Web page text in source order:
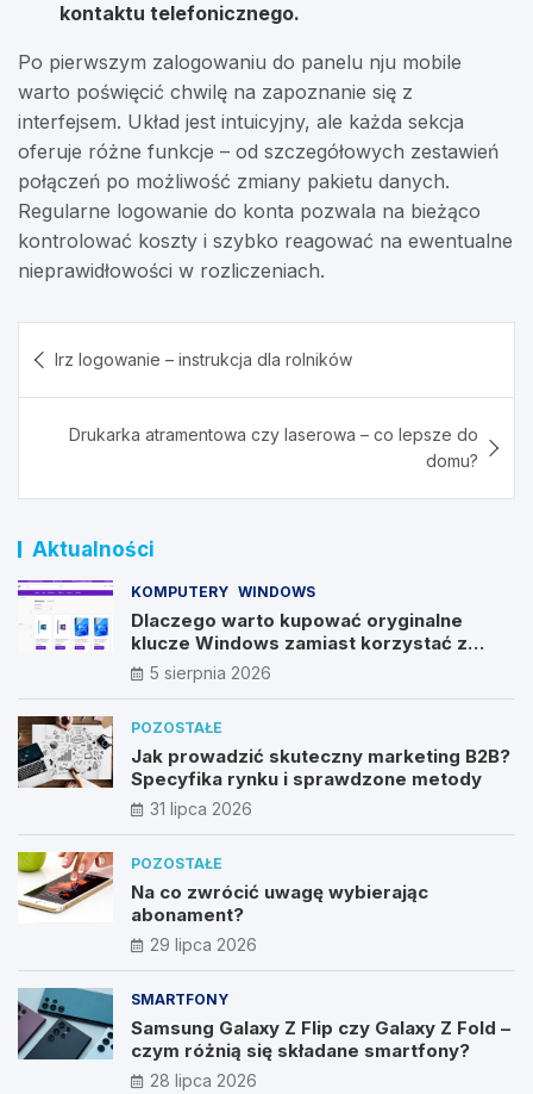
kontaktu telefonicznego.
Po pierwszym zalogowaniu do panelu nju mobile
warto poświęcić chwilę na zapoznanie się z
interfejsem. Układ jest intuicyjny, ale każda sekcja
oferuje różne funkcje – od szczegółowych zestawień
połączeń po możliwość zmiany pakietu danych.
Regularne logowanie do konta pozwala na bieżąco
kontrolować koszty i szybko reagować na ewentualne
nieprawidłowości w rozliczeniach.
wpisu
Irz logowanie – instrukcja dla rolników
Drukarka atramentowa czy laserowa – co lepsze do
domu?
Aktualności
KOMPUTERY WINDOWS
Dlaczego warto kupować oryginalne
klucze Windows zamiast korzystać z
nieautoryzowanych źródeł?
5 sierpnia 2026
POZOSTAŁE
Jak prowadzić skuteczny marketing B2B?
Specyfika rynku i sprawdzone metody
31 lipca 2026
POZOSTAŁE
Na co zwrócić uwagę wybierając
abonament?
29 lipca 2026
SMARTFONY
Samsung Galaxy Z Flip czy Galaxy Z Fold –
czym różnią się składane smartfony?
28 lipca 2026